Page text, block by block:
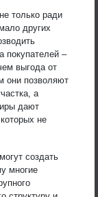
только ради
других
покупателей –
выгода от
они позволяют
а
дают
не
создать
многие